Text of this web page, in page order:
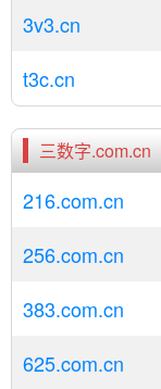
3v3.cn
t3c.cn
三数字.com.cn
216.com.cn
256.com.cn
383.com.cn
625.com.cn